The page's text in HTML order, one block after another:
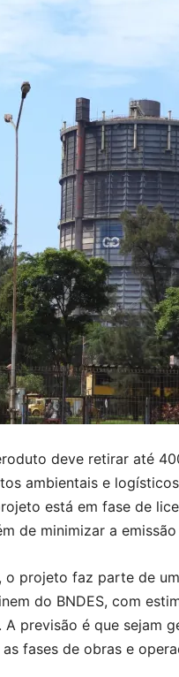
deve retirar até
ambientais e
está em fase de
de minimizar a
o projeto faz parte de
do BNDES, com
previsão é que sejam
fases de obras e